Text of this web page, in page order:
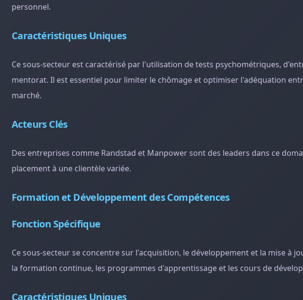
personnel.
Caractéristiques Uniques
Ce sous-secteur est caractérisé par l'utilisation de tests psychométriques,
mentorat. Il est essentiel pour limiter le chômage et optimiser l'adéquation
marché.
Acteurs Clés
Des entreprises comme Randstad et Manpower sont des leaders dans ce
placement à une clientèle variée.
Formation et Développement des Compétences
Fonction Spécifique
Ce sous-secteur se concentre sur l'acquisition, le développement et la mise à
la formation continue, les programmes d'apprentissage et les cours de
Caractéristiques Uniques